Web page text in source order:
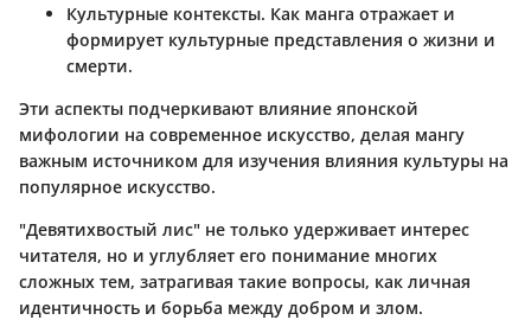
Культурные контексты. Как манга отражает и
формирует культурные представления о жизни и
смерти.
Эти аспекты подчеркивают влияние японской
мифологии на современное искусство, делая мангу
важным источником для изучения влияния культуры на
популярное искусство.
"Девятихвостый лис" не только удерживает интерес
читателя, но и углубляет его понимание многих
сложных тем, затрагивая такие вопросы, как личная
идентичность и борьба между добром и злом.